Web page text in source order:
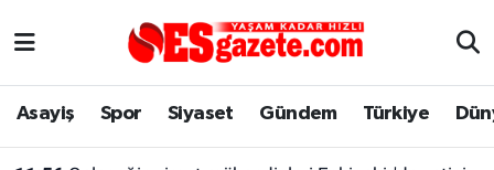
Asayiş Spor Siyaset Gündem Türkiye
Asayiş
Yaşam
Eskişehir Nöbetçi Eczaneler